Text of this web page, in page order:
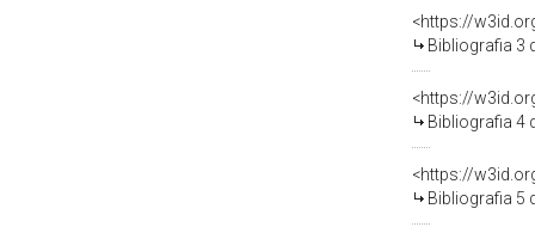
<https://
Bibliografia 3
<https://
Bibliografia 4
<https://
Bibliografia 5